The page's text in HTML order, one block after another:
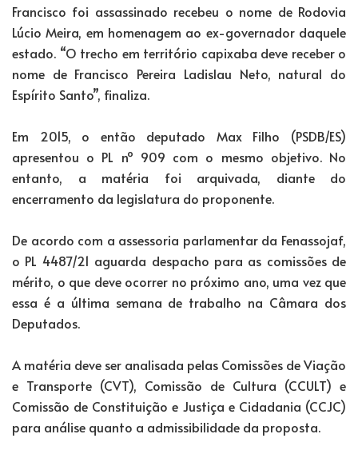
Francisco foi assassinado recebeu o nome de Rodovia
Lúcio Meira, em homenagem ao ex-governador daquele
estado. “O trecho em território capixaba deve receber o
nome de Francisco Pereira Ladislau Neto, natural do
Espírito Santo”, finaliza.
Em 2015, o então deputado Max Filho (PSDB/ES)
apresentou o PL nº 909 com o mesmo objetivo. No
entanto, a matéria foi arquivada, diante do
encerramento da legislatura do proponente.
De acordo com a assessoria parlamentar da Fenassojaf,
o PL 4487/21 aguarda despacho para as comissões de
mérito, o que deve ocorrer no próximo ano, uma vez que
essa é a última semana de trabalho na Câmara dos
Deputados.
A matéria deve ser analisada pelas Comissões de Viação
e Transporte (CVT), Comissão de Cultura (CCULT) e
Comissão de Constituição e Justiça e Cidadania (CCJC)
para análise quanto a admissibilidade da proposta.